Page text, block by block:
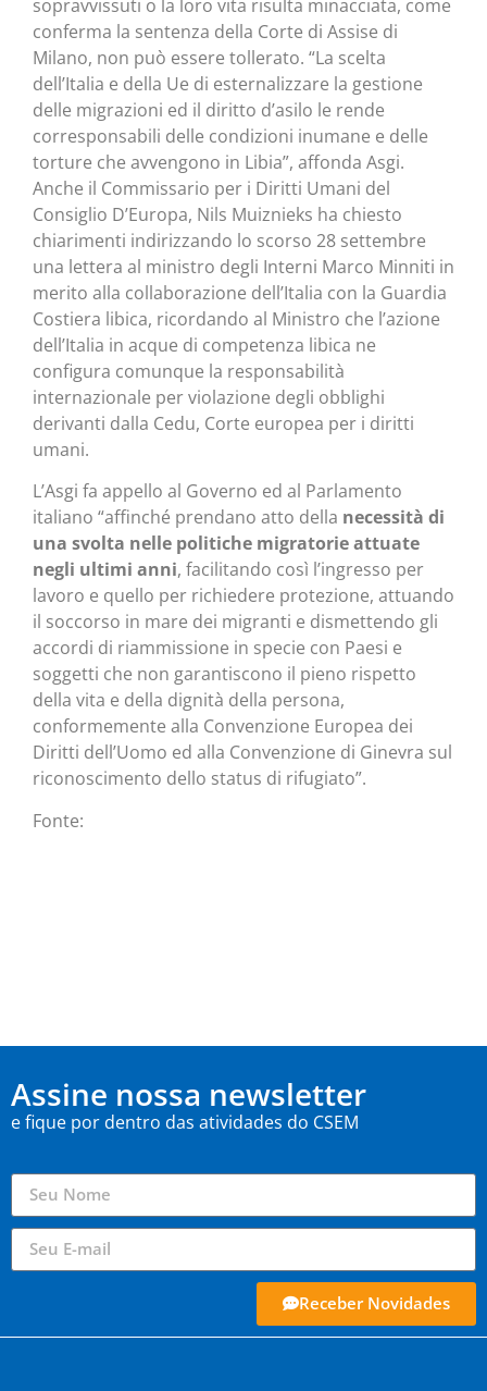
sopravvissuti o la loro vita risulta minacciata, come
conferma la sentenza della Corte di Assise di
Milano, non può essere tollerato. “La scelta
dell’Italia e della Ue di esternalizzare la gestione
delle migrazioni ed il diritto d’asilo le rende
corresponsabili delle condizioni inumane e delle
torture che avvengono in Libia”, affonda Asgi.
Anche il Commissario per i Diritti Umani del
Consiglio D’Europa, Nils Muiznieks ha chiesto
chiarimenti indirizzando lo scorso 28 settembre
una lettera al ministro degli Interni Marco Minniti in
merito alla collaborazione dell’Italia con la Guardia
Costiera libica, ricordando al Ministro che l’azione
dell’Italia in acque di competenza libica ne
configura comunque la responsabilità
internazionale per violazione degli obblighi
derivanti dalla Cedu, Corte europea per i diritti
umani.
L’Asgi fa appello al Governo ed al Parlamento
italiano “affinché prendano atto della necessità di
una svolta nelle politiche migratorie attuate
negli ultimi anni, facilitando così l’ingresso per
lavoro e quello per richiedere protezione, attuando
il soccorso in mare dei migranti e dismettendo gli
accordi di riammissione in specie con Paesi e
soggetti che non garantiscono il pieno rispetto
della vita e della dignità della persona,
conformemente alla Convenzione Europea dei
Diritti dell’Uomo ed alla Convenzione di Ginevra sul
riconoscimento dello status di rifugiato”.
Fonte:
Assine nossa newsletter
e fique por dentro das atividades do CSEM
Receber Novidades